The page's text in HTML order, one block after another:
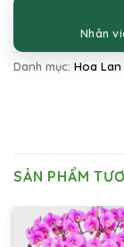
Nhân
Danh mục: Hoa Lan
SẢN PHẨM